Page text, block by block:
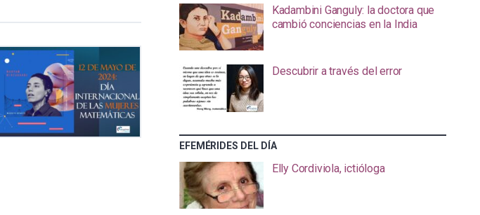
Kadambini Ganguly: la doctora que
cambió conciencias en la India
Descubrir a través del error
EFEMÉRIDES DEL DÍA
Elly Cordiviola, ictióloga